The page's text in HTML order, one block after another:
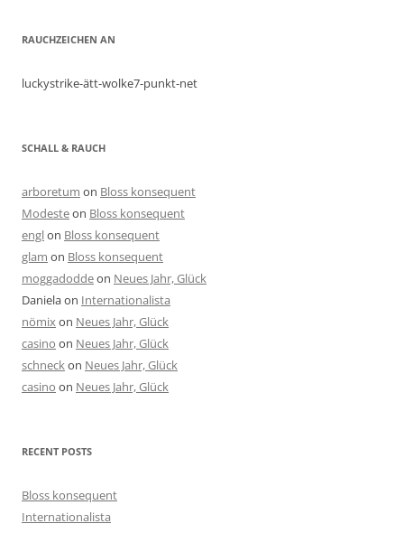
RAUCHZEICHEN AN
luckystrike-ätt-wolke7-punkt-net
SCHALL & RAUCH
arboretum on Bloss konsequent
Modesteon Bloss konsequent
englon Bloss konsequent
glam on Bloss konsequent
moggadoddeon Neues Jahr, Glück
Danielaon Internationalista
nömixon Neues Jahr, Glück
casino on Neues Jahr, Glück
schneckon Neues Jahr, Glück
casino on Neues Jahr, Glück
RECENT POSTS
Bloss konsequent
Internationalista